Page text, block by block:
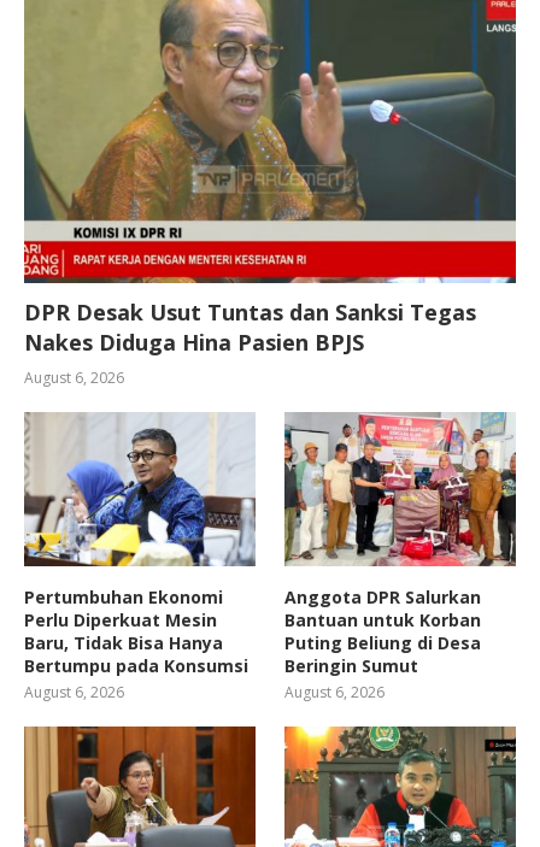
DPR Desak Usut Tuntas dan Sanksi Tegas
Nakes Diduga Hina Pasien BPJS
August 6, 2026
Pertumbuhan Ekonomi
Perlu Diperkuat Mesin
Baru, Tidak Bisa Hanya
Bertumpu pada Konsumsi
August 6, 2026
Anggota DPR Salurkan
Bantuan untuk Korban
Puting Beliung di Desa
Beringin Sumut
August 6, 2026